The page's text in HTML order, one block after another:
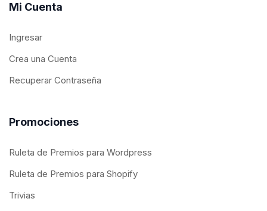
Mi Cuenta
Ingresar
Crea una Cuenta
Recuperar Contraseña
Promociones
Ruleta de Premios para Wordpress
Ruleta de Premios para Shopify
Trivias